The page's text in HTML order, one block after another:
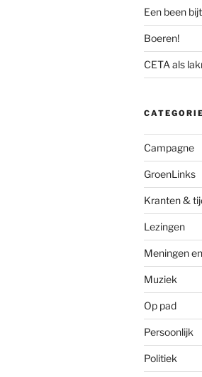
Een been
Boeren!
CETA als
Campagne
GroenLinks
Kranten &
Lezingen
Meningen
Muziek
Op pad
Persoonlijk
Politiek